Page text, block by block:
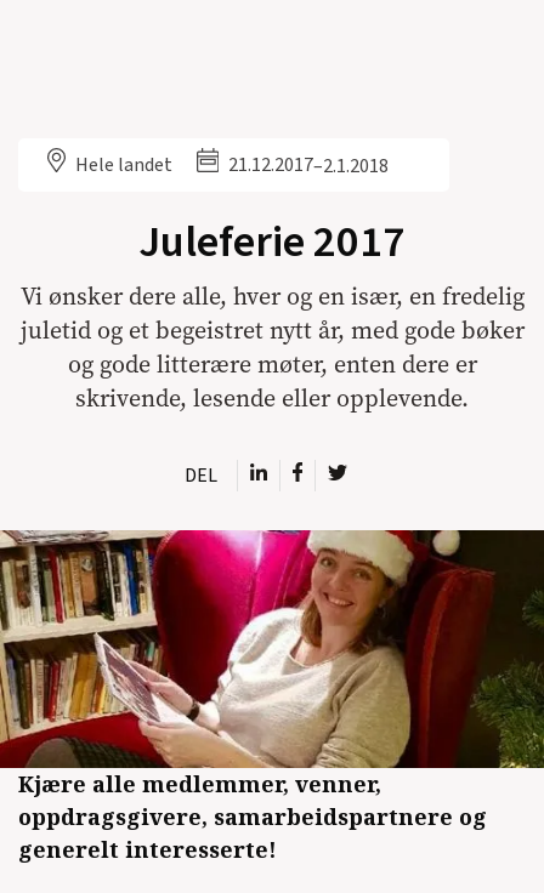
Hele landet 21.12.2017–2.1.2018
Juleferie 2017
Vi ønsker dere alle, hver og en især, en fredelig
juletid og et begeistret nytt år, med gode bøker
og gode litterære møter, enten dere er
skrivende, lesende eller opplevende.
DEL
Kjære alle medlemmer, venner,
oppdragsgivere, samarbeidspartnere og
generelt interesserte!